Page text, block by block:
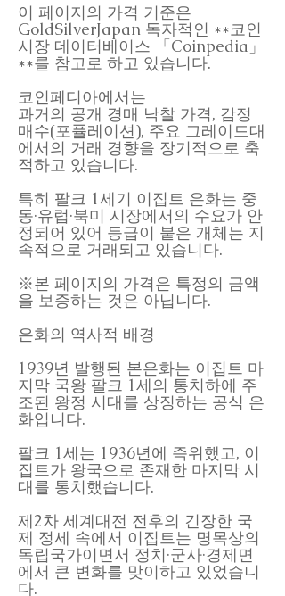
이 페이지의 가격 기준은
GoldSilverJapan 독자적인 **코인
시장 데이터베이스 「Coinpedia」
**를 참고로 하고 있습니다.
코인페디아에서는
과거의 공개 경매 낙찰 가격, 감정
매수(포퓰레이션), 주요 그레이드대
에서의 거래 경향을 장기적으로 축
적하고 있습니다.
특히 팔크 1세기 이집트 은화는 중
동·유럽·북미 시장에서의 수요가 안
정되어 있어 등급이 붙은 개체는 지
속적으로 거래되고 있습니다.
※본 페이지의 가격은 특정의 금액
을 보증하는 것은 아닙니다.
은화의 역사적 배경
1939년 발행된 본은화는 이집트 마
지막 국왕 팔크 1세의 통치하에 주
조된 왕정 시대를 상징하는 공식 은
화입니다.
팔크 1세는 1936년에 즉위했고, 이
집트가 왕국으로 존재한 마지막 시
대를 통치했습니다.
제2차 세계대전 전후의 긴장한 국
제 정세 속에서 이집트는 명목상의
독립국가이면서 정치·군사·경제면
에서 큰 변화를 맞이하고 있었습니
다.